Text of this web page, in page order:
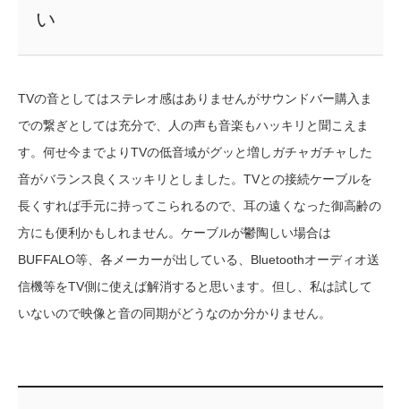
い
TVの音としてはステレオ感はありませんがサウンドバー購入ま
での繋ぎとしては充分で、人の声も音楽もハッキリと聞こえま
す。何せ今までよりTVの低音域がグッと増しガチャガチャした
音がバランス良くスッキリとしました。TVとの接続ケーブルを
長くすれば手元に持ってこられるので、耳の遠くなった御高齢の
方にも便利かもしれません。ケーブルが鬱陶しい場合は
BUFFALO等、各メーカーが出している、Bluetoothオーディオ送
信機等をTV側に使えば解消すると思います。但し、私は試して
いないので映像と音の同期がどうなのか分かりません。